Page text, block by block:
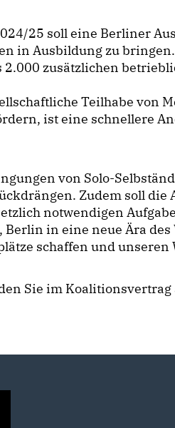
25 soll eine Berliner
in Ausbildung zu
2.000 zusätzlichen
Teilhabe von
ist eine schnellere
von Solo-
Zudem soll die
notwendigen
in eine neue Ära des
schaffen und
Sie im Koalitionsvertrag